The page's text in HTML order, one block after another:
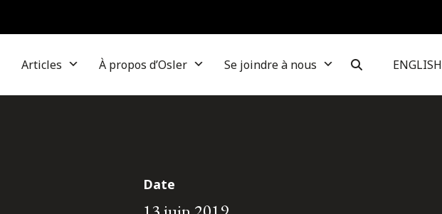
Articles À propos d’Osler Se joindre à nous ENGLISH
Date